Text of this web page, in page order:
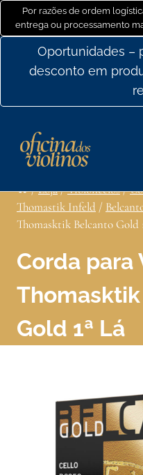
para
conteúdo
Por razões de ordem
entrega ou processamento
Oportunidades –
desconto em
/Loja/Violoncelos/
Thomastik Infeld /
Thomasktik Belcanto Gold
Corda para
Gold 1ª Lá